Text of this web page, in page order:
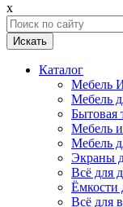
x
Искать
Каталог
Мебель
Мебель
Бытовая
Мебель
Мебель
Экраны
Всё для
Ёмкости
Всё для